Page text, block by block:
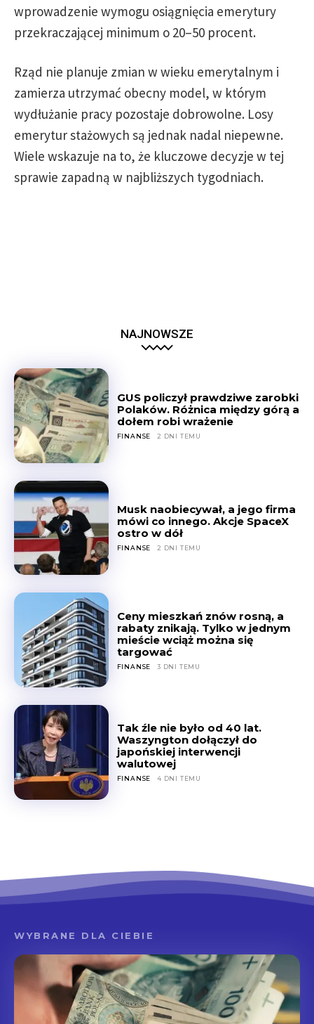
wprowadzenie wymogu osiągnięcia emerytury
przekraczającej minimum o 20–50 procent.
Rząd nie planuje zmian w wieku emerytalnym i
zamierza utrzymać obecny model, w którym
wydłużanie pracy pozostaje dobrowolne. Losy
emerytur stażowych są jednak nadal niepewne.
Wiele wskazuje na to, że kluczowe decyzje w tej
sprawie zapadną w najbliższych tygodniach.
NAJNOWSZE
GUS policzył prawdziwe zarobki
Polaków. Różnica między górą a
dołem robi wrażenie
FINANSE 2 DNI TEMU
Musk naobiecywał, a jego firma
mówi co innego. Akcje SpaceX
ostro w dół
FINANSE 2 DNI TEMU
Ceny mieszkań znów rosną, a
rabaty znikają. Tylko w jednym
mieście wciąż można się
targować
FINANSE 3 DNI TEMU
Tak źle nie było od 40 lat.
Waszyngton dołączył do
japońskiej interwencji
walutowej
FINANSE 4 DNI TEMU
WYBRANE DLA CIEBIE